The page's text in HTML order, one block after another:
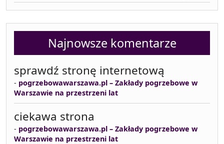
Najnowsze komentarze
sprawdź stronę internetową
- pogrzebowawarszawa.pl – Zakłady pogrzebowe w
Warszawie na przestrzeni lat
ciekawa strona
- pogrzebowawarszawa.pl – Zakłady pogrzebowe w
Warszawie na przestrzeni lat